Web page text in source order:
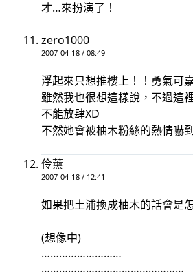
才…來扮演了！
zero1000
2007-04-18 / 08:49
浮起來只想推樓上！！勇氣可
雖然我也很想這樣說，不過這
不能放肆XD
不然她會被柚木粉絲的熱情嚇
伶薰
2007-04-18 / 12:41
如果把土浦換成柚木的話會是
(想像中)
………………………
…………………………………………